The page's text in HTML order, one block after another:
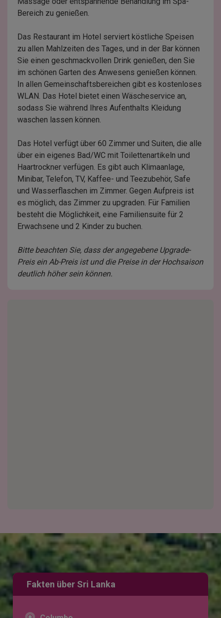
Bereich zu genießen.
Das Restaurant im Hotel serviert köstliche Speisen
zu allen Mahlzeiten des Tages, und in der Bar können
Sie einen geschmackvollen Drink genießen, den Sie
im schönen Garten des Anwesens genießen können.
In allen Gemeinschaftsbereichen gibt es kostenloses
WLAN. Das Hotel bietet einen Wäscheservice an,
sodass Sie während Ihres Aufenthalts Kleidung
waschen lassen können.
Das Hotel verfügt über 60 Zimmer und Suiten, die alle
über ein eigenes Bad/WC mit Toilettenartikeln und
Haartrockner verfügen. Es gibt auch Klimaanlage,
Minibar, Telefon, TV, Kaffee- und Teezubehör, Safe
und Wasserflaschen im Zimmer. Gegen Aufpreis ist
es möglich, das Zimmer zu upgraden. Für Familien
besteht die Möglichkeit, eine Familiensuite für 2
Erwachsene und 2 Kinder zu buchen.
Bitte beachten Sie, dass der angegebene Upgrade-
Preis ein Ab-Preis ist und die Preise in der Hochsaison
deutlich höher sein können.
Fakten über Sri Lanka